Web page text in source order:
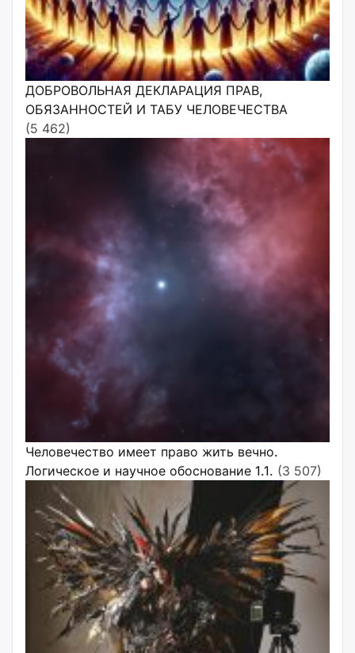
ДОБРОВОЛЬНАЯ ДЕКЛАРАЦИЯ ПРАВ,
ОБЯЗАННОСТЕЙ И ТАБУ ЧЕЛОВЕЧЕСТВА
(5 462)
Человечество имеет право жить вечно.
Логическое и научное обоснование 1.1. (3 507)